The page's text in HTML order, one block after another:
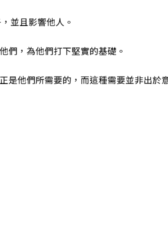
並且影響他人。
們，為他們打下堅實的基礎。
他們所需要的，而這種需要並非出於